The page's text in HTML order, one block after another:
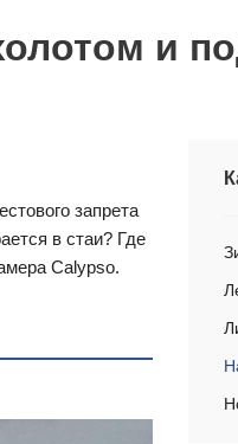
и
запрета
в стаи? Где
Calypso.